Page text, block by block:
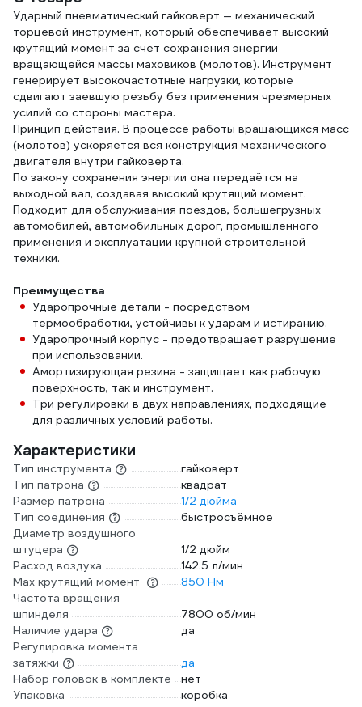
Ударный пневматический гайковерт — механический
торцевой инструмент, который обеспечивает высокий
крутящий момент за счёт сохранения энергии
вращающейся массы маховиков (молотов). Инструмент
генерирует высокочастотные нагрузки, которые
сдвигают заевшую резьбу без применения чрезмерных
усилий со стороны мастера.
Принцип действия. В процессе работы вращающихся масс
(молотов) ускоряется вся конструкция механического
двигателя внутри гайковерта.
По закону сохранения энергии она передаётся на
выходной вал, создавая высокий крутящий момент.
Подходит для обслуживания поездов, большегрузных
автомобилей, автомобильных дорог, промышленного
применения и эксплуатации крупной строительной
техники.
Преимущества
Ударопрочные детали - посредством
термообработки, устойчивы к ударам и истиранию.
Ударопрочный корпус - предотвращает разрушение
при использовании.
Амортизирующая резина - защищает как рабочую
поверхность, так и инструмент.
Три регулировки в двух направлениях, подходящие
для различных условий работы.
Характеристики
Тип инструмента
гайковерт
Тип патрона
квадрат
Размер патрона
1/2 дюйма
Тип соединения
быстросъёмное
Диаметр воздушного
штуцера
1/2 дюйм
Расход воздуха
142.5 л/мин
Max крутящий момент
850 Нм
Частота вращения
шпинделя
7800 об/мин
Наличие удара
да
Регулировка момента
затяжки
да
Набор головок в комплекте
нет
Упаковка
коробка